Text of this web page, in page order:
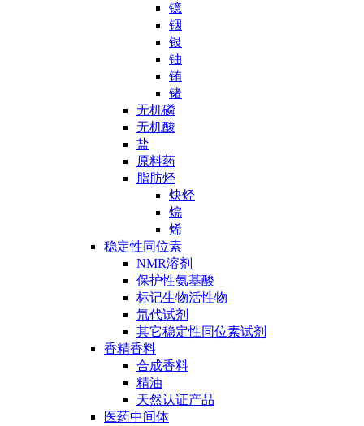
镱
铟
银
铀
铕
锗
无机磷
无机酸
盐
原料药
脂肪烃
炔烃
烷
烯
稳定性同位素
NMR溶剂
保护性氨基酸
标记生物活性物
氘代试剂
其它稳定性同位素试剂
香精香料
合成香料
精油
天然认证产品
医药中间体